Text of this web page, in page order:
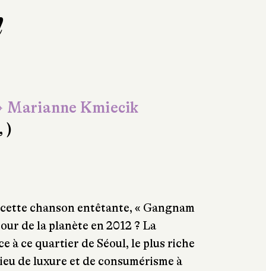
Marianne Kmiecik
)
chanson entêtante, « Gangnam
de la planète en 2012 ? La
à ce quartier de Séoul, le plus riche
de luxure et de consumérisme à